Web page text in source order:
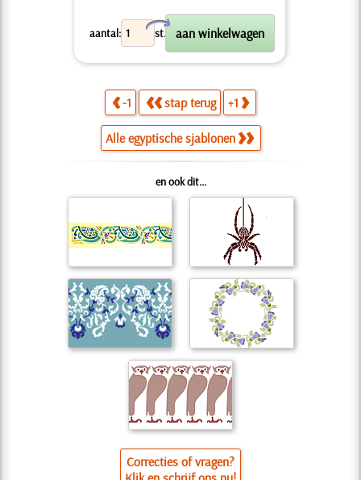
aantal: st.
X
-1 stap terug +1
Alle egyptische sjablonen
en ook dit...
Correcties of vragen?